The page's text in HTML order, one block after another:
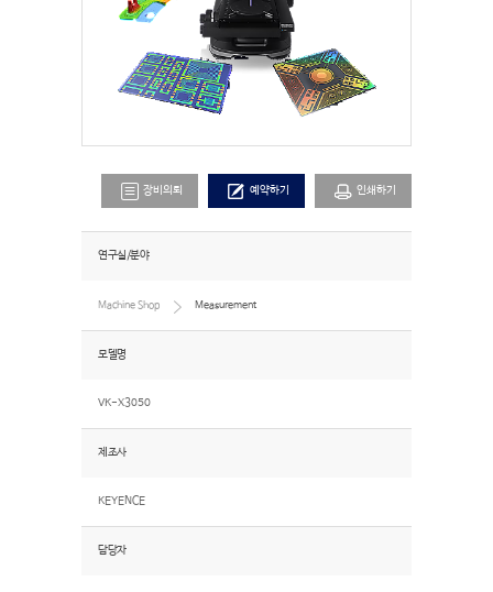
장비의뢰 예약하기 인쇄하기
연구실/분야
Machine Shop Measurement
모델명
VK-X3050
제조사
KEYENCE
담당자